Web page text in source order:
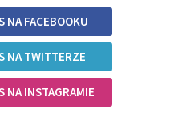
NA FACEBOOKU
NA TWITTERZE
NA INSTAGRAMIE